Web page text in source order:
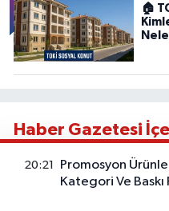
🏠
Haber Gazetesi
Bu kategorideki yazılar
durumunuzla ilgili doğru
20:21
Promosyon
Kategori Ve Baskı